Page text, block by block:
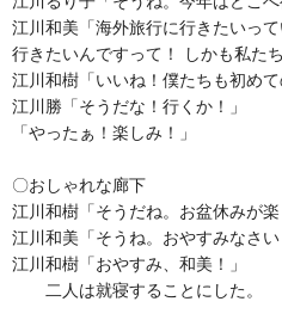
江川和美「海外旅行に行きたいっ
行きたいんですって！ しかも私た
江川和樹「いいね！僕たちも初め
江川勝「そうだな！行くか！」
「やったぁ！楽しみ！」
〇おしゃれな廊下
江川和樹「そうだね。お盆休みが楽
江川和美「そうね。おやすみなさい
江川和樹「おやすみ、和美！」
二人は就寝することにした。